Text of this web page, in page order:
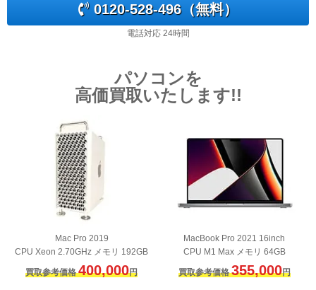
0120-528-496（無料）
電話対応 24時間
パソコンを
高価買取いたします!!
Mac Pro 2019
CPU Xeon 2.70GHz メモリ 192GB
買取参考価格400,000円
MacBook Pro 2021 16inch
CPU M1 Max メモリ 64GB
買取参考価格355,000円